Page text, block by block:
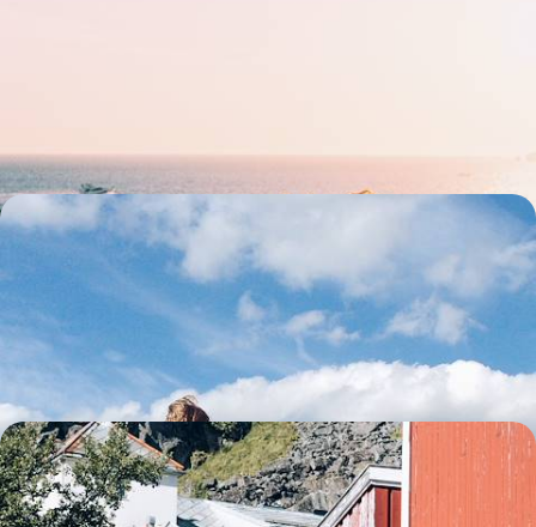
Le Danemark en famille - Road-trip au grand air au
pays des Vikings
De la péninsule aux îles et jusqu'à Copenhague, explorer en tribu le
pays des Lego® et d’Andersen
11 jours, de 2300 à 3100 €
La Norvège en famille - Cet été, tous ensemble au
pays des fjords
Pour les grandes vacances, embarquer toute sa tribu et parcourir la